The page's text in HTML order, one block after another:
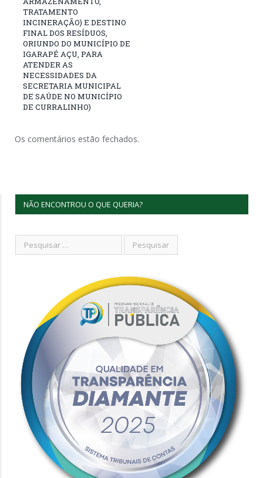
TRATAMENTO
INCINERAÇÃO) E DESTINO
FINAL DOS RESÍDUOS,
ORIUNDO DO MUNICÍPIO DE
IGARAPÉ AÇU, PARA
ATENDER AS
NECESSIDADES DA
SECRETARIA MUNICIPAL
DE SAÚDE NO MUNICÍPIO
DE CURRALINHO)
Os comentários estão fechados.
NÃO ENCONTROU O QUE QUERIA?